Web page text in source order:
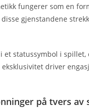
fungerer som en
gjenstandene
et statussymbol i
driver
på tvers av